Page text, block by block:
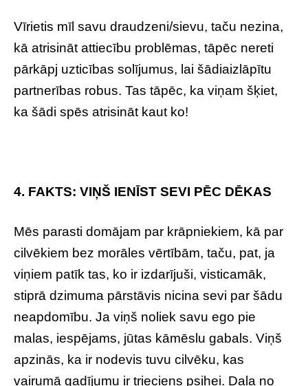
Vīrietis mīl savu draudzeni/sievu, taču nezina,
kā atrisināt attiecību problēmas, tāpēc nereti
pārkāpj uzticības solījumus, lai šādiaizlāpītu
partnerības robus. Tas tāpēc, ka viņam šķiet,
ka šādi spēs atrisināt kaut ko!
4. FAKTS: VIŅŠ IENĪST SEVI PĒC DĒKAS
Mēs parasti domājam par krāpniekiem, kā par
cilvēkiem bez morāles vērtībām, taču, pat, ja
viņiem patīk tas, ko ir izdarījuši, visticamāk,
stiprā dzimuma pārstāvis nicina sevi par šādu
neapdomību. Ja viņš noliek savu ego pie
malas, iespējams, jūtas kāmēslu gabals. Viņš
apzinās, ka ir nodevis tuvu cilvēku, kas
vairumā gadījumu ir trieciens psihei. Daļa no